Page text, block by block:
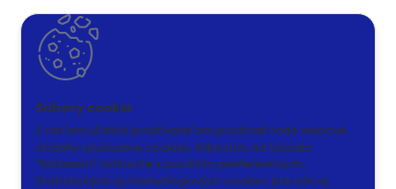
S cieľom uľahčiť používateľom používať naše webové
stránky využívame cookies. Kliknutím na tlačidlo
"Súhlasím" súhlasíte s použitím preferenčných,
štatistických aj marketingových cookies pre nás aj